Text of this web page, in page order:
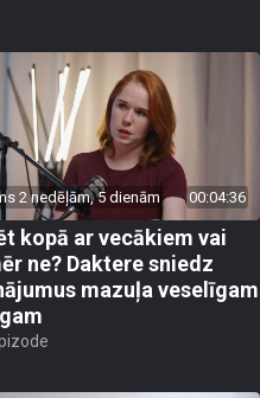
2 nedēļām, 5 dienām 00:04:36
kopā ar vecākiem vai
ne? Daktere sniedz
mazuļa veselīgam